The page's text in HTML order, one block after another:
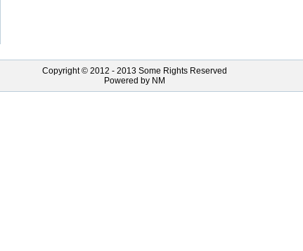
Copyright © 2012 - 2013 Some Rights Reserved
Powered by NM